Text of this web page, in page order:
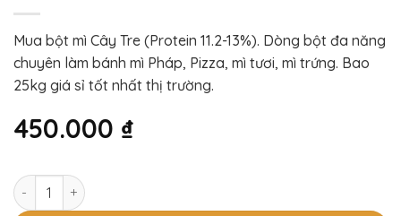
Mua bột mì Cây Tre (Protein 11.2-13%). Dòng bột đa năng
chuyên làm bánh mì Pháp, Pizza, mì tươi, mì trứng. Bao
25kg giá sỉ tốt nhất thị trường.
450.000 ₫
Bột mì Cây Tre số lượng